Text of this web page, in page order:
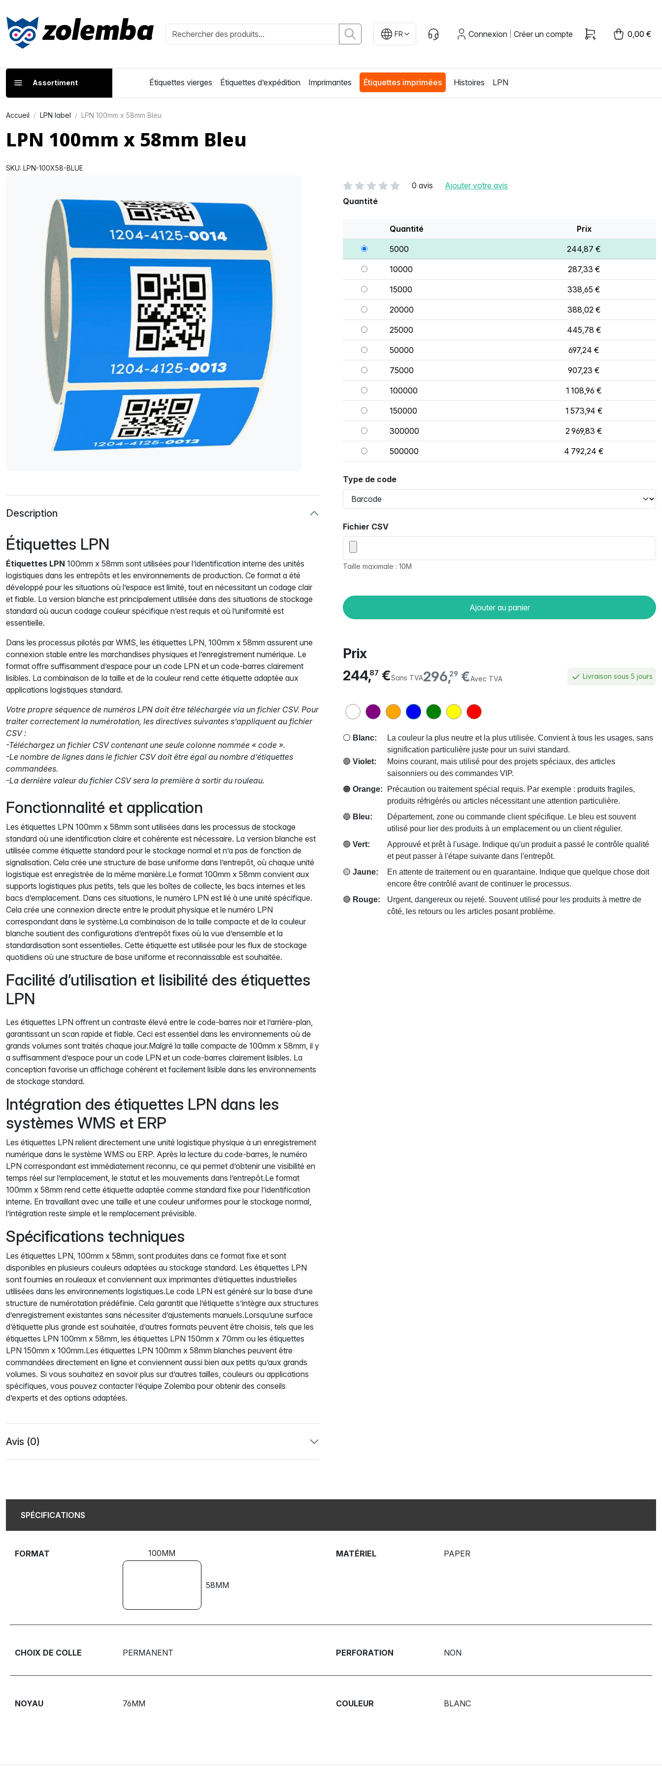
FR Connexion Créer un compte 0,00 €
Assortiment Étiquettes vierges Étiquettes d’expédition Imprimantes Étiquettes imprimées Histoires LPN
Accueil LPN label LPN 100mm x 58mm Bleu
LPN 100mm x 58mm Bleu
SKU: LPN-100X58-BLUE
0 avis
Ajouter votre avis
Quantité
Quantité Prix
5000 244,87 €
10000 287,33 €
15000 338,65 €
20000 388,02 €
25000 445,78 €
50000 697,24 €
75000 907,23 €
100000 1 108,96 €
150000 1 573,94 €
300000 2 969,83 €
500000 4 792,24 €
Type de code
Fichier CSV
Taille maximale : 10M
Ajouter au panier
Prix
296,29 €Avec TVA
244,87 €Sans TVA Livraison sous 5 jours
⚪ Blanc:
La couleur la plus neutre et la plus utilisée. Convient à tous les usages, sans
signification particulière juste pour un suivi standard.
🟣 Violet:
Moins courant, mais utilisé pour des projets spéciaux, des articles
saisonniers ou des commandes VIP.
🟠 Orange:
Précaution ou traitement spécial requis. Par exemple : produits fragiles,
produits réfrigérés ou articles nécessitant une attention particulière.
🔵 Bleu:
Département, zone ou commande client spécifique. Le bleu est souvent
utilisé pour lier des produits à un emplacement ou un client régulier.
🟢 Vert:
Approuvé et prêt à l'usage. Indique qu'un produit a passé le contrôle qualité
et peut passer à l'étape suivante dans l'entrepôt.
🟡 Jaune:
En attente de traitement ou en quarantaine. Indique que quelque chose doit
encore être contrôlé avant de continuer le processus.
🔴 Rouge:
Urgent, dangereux ou rejeté. Souvent utilisé pour les produits à mettre de
côté, les retours ou les articles posant problème.
Description
Étiquettes LPN
Étiquettes LPN 100mm x 58mm sont utilisées pour l’identification interne des unités
logistiques dans les entrepôts et les environnements de production. Ce format a été
développé pour les situations où l’espace est limité, tout en nécessitant un codage clair
et fiable. La version blanche est principalement utilisée dans des situations de stockage
standard où aucun codage couleur spécifique n’est requis et où l’uniformité est
essentielle.
Dans les processus pilotés par WMS, les étiquettes LPN, 100mm x 58mm assurent une
connexion stable entre les marchandises physiques et l’enregistrement numérique. Le
format offre suffisamment d’espace pour un code LPN et un code-barres clairement
lisibles. La combinaison de la taille et de la couleur rend cette étiquette adaptée aux
applications logistiques standard.
Votre propre séquence de numéros LPN doit être téléchargée via un fichier CSV. Pour
traiter correctement la numérotation, les directives suivantes s’appliquent au fichier
CSV :
-Téléchargez un fichier CSV contenant une seule colonne nommée « code ».
-Le nombre de lignes dans le fichier CSV doit être égal au nombre d’étiquettes
commandées.
-La dernière valeur du fichier CSV sera la première à sortir du rouleau.
Fonctionnalité et application
Les étiquettes LPN 100mm x 58mm sont utilisées dans les processus de stockage
standard où une identification claire et cohérente est nécessaire. La version blanche est
utilisée comme étiquette standard pour le stockage normal et n’a pas de fonction de
signalisation. Cela crée une structure de base uniforme dans l’entrepôt, où chaque unité
logistique est enregistrée de la même manière.Le format 100mm x 58mm convient aux
supports logistiques plus petits, tels que les boîtes de collecte, les bacs internes et les
bacs d’emplacement. Dans ces situations, le numéro LPN est lié à une unité spécifique.
Cela crée une connexion directe entre le produit physique et le numéro LPN
correspondant dans le système.La combinaison de la taille compacte et de la couleur
blanche soutient des configurations d’entrepôt fixes où la vue d’ensemble et la
standardisation sont essentielles. Cette étiquette est utilisée pour les flux de stockage
quotidiens où une structure de base uniforme et reconnaissable est souhaitée.
Facilité d’utilisation et lisibilité des étiquettes
LPN
Les étiquettes LPN offrent un contraste élevé entre le code-barres noir et l’arrière-plan,
garantissant un scan rapide et fiable. Ceci est essentiel dans les environnements où de
grands volumes sont traités chaque jour.Malgré la taille compacte de 100mm x 58mm, il y
a suffisamment d’espace pour un code LPN et un code-barres clairement lisibles. La
conception favorise un affichage cohérent et facilement lisible dans les environnements
de stockage standard.
Intégration des étiquettes LPN dans les
systèmes WMS et ERP
Les étiquettes LPN relient directement une unité logistique physique à un enregistrement
numérique dans le système WMS ou ERP. Après la lecture du code-barres, le numéro
LPN correspondant est immédiatement reconnu, ce qui permet d’obtenir une visibilité en
temps réel sur l’emplacement, le statut et les mouvements dans l’entrepôt.Le format
100mm x 58mm rend cette étiquette adaptée comme standard fixe pour l’identification
interne. En travaillant avec une taille et une couleur uniformes pour le stockage normal,
l’intégration reste simple et le remplacement prévisible.
Spécifications techniques
Les étiquettes LPN, 100mm x 58mm, sont produites dans ce format fixe et sont
disponibles en plusieurs couleurs adaptées au stockage standard. Les étiquettes LPN
sont fournies en rouleaux et conviennent aux imprimantes d’étiquettes industrielles
utilisées dans les environnements logistiques.Le code LPN est généré sur la base d’une
structure de numérotation prédéfinie. Cela garantit que l’étiquette s’intègre aux structures
d’enregistrement existantes sans nécessiter d’ajustements manuels.Lorsqu’une surface
d’étiquette plus grande est souhaitée, d’autres formats peuvent être choisis, tels que les
étiquettes LPN 100mm x 58mm, les étiquettes LPN 150mm x 70mm ou les étiquettes
LPN 150mm x 100mm.Les étiquettes LPN 100mm x 58mm blanches peuvent être
commandées directement en ligne et conviennent aussi bien aux petits qu’aux grands
volumes. Si vous souhaitez en savoir plus sur d’autres tailles, couleurs ou applications
spécifiques, vous pouvez contacter l’équipe Zolemba pour obtenir des conseils
d’experts et des options adaptées.
Avis (0)
SPÉCIFICATIONS
FORMAT 100MM
58MM
MATÉRIEL PAPER
CHOIX DE COLLE PERMANENT PERFORATION NON
NOYAU 76MM COULEUR BLANC